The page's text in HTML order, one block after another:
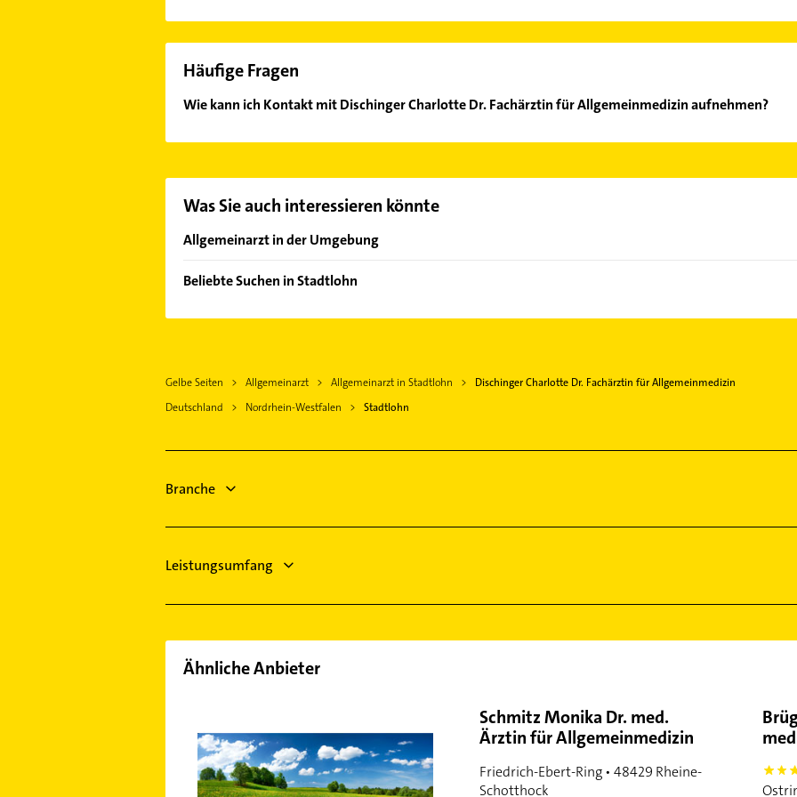
Häufige Fragen
Wie kann ich Kontakt mit Dischinger Charlotte Dr. Fachärztin für Allgemeinmedizin aufnehmen?
Was Sie auch interessieren könnte
Allgemeinarzt in der Umgebung
Gescher
Vreden
Heek
Reken
Beliebte Suchen in Stadtlohn
Lüftungsanlagen
Heizungsbauer
Elektriker
Gelbe Seiten Allgemeinarzt Allgemeinarzt in Stadtlohn
Dischinger Charlotte Dr. Fachärztin für Allgemeinmedizin
Deutschland
Nordrhein-Westfalen Stadtlohn
Branche
Leistungsumfang
Ähnliche Anbieter
Schmitz Monika Dr. med.
Ärztin für Allgemeinmedizin
Friedrich-Ebert-Ring • 48429 Rheine-
Schotthock
5